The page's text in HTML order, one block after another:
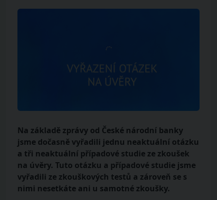
Na základě zprávy od České národní banky
jsme dočasně vyřadili jednu neaktuální otázku
a tři neaktuální případové studie ze zkoušek
na úvěry. Tuto otázku a případové studie jsme
vyřadili ze zkouškových testů a zároveň se s
nimi nesetkáte ani u samotné zkoušky.